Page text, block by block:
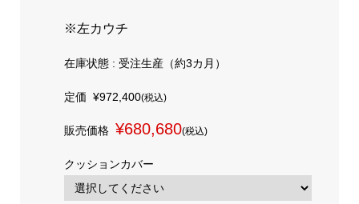
※左カウチ
在庫状態 : 受注生産（約3カ月）
定価 ¥972,400(税込)
販売価格 ¥680,680(税込)
クッションカバー